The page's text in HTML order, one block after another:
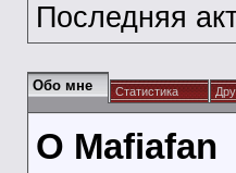
Последняя
Обо мне Статистика
О Mafiafan